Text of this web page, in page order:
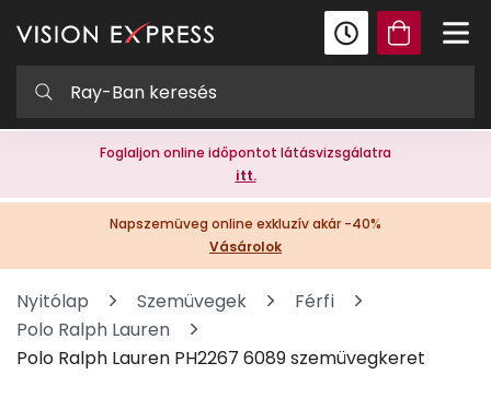
Foglaljon online időpontot látásvizsgálatra
itt.
Napszemüveg online exkluzív akár -40%
Vásárolok
Nyitólap Szemüvegek
Férfi
Polo Ralph Lauren
Polo Ralph Lauren PH2267 6089 szemüvegkeret